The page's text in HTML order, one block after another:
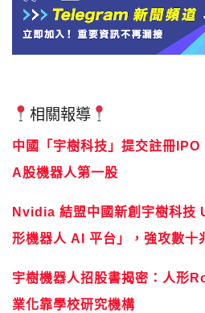
相關報導
中國「宇樹科技」提交註冊IPO
A股機器人第一股
Nvidia 結盟中國新創宇樹科技
形機器人 AI 平台」，強攻數十
宇樹機器人招股書揭密：人形
業化靠學校研究機構